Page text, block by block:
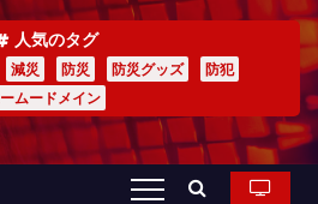
人気のタグ
減災 防災 防災グッズ
防犯
ムードメイン